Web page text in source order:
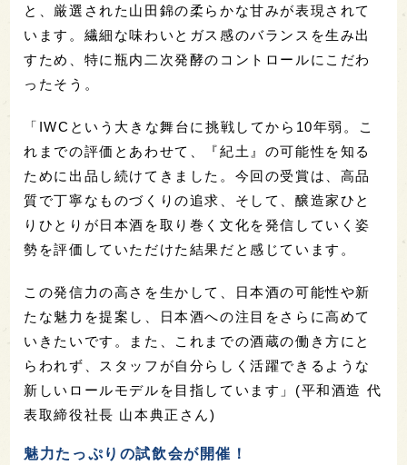
と、厳選された山田錦の柔らかな甘みが表現されて
います。繊細な味わいとガス感のバランスを生み出
すため、特に瓶内二次発酵のコントロールにこだわ
ったそう。
「IWCという大きな舞台に挑戦してから10年弱。こ
れまでの評価とあわせて、『紀土』の可能性を知る
ために出品し続けてきました。 今回の受賞は、高品
質で丁寧なものづくりの追求、そして、醸造家ひと
りひとりが日本酒を取り巻く文化を発信していく姿
勢を評価していただけた結果だと感じています。
この発信力の高さを生かして、日本酒の可能性や新
たな魅力を提案し、日本酒への注目をさらに高めて
いきたいです。また、これまでの酒蔵の働き方にと
らわれず、スタッフが自分らしく活躍できるような
新しいロールモデルを目指しています」(平和酒造 代
表取締役社長 山本典正さん)
魅力たっぷりの試飲会が開催！